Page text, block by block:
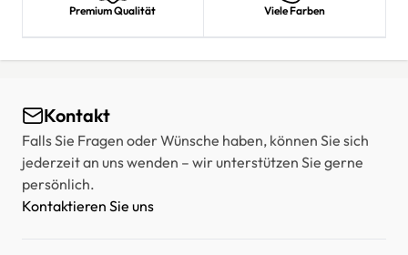
Premium Qualität Viele Farben
Kontakt
Falls Sie Fragen oder Wünsche haben, können Sie sich
jederzeit an uns wenden – wir unterstützen Sie gerne
persönlich.
Kontaktieren Sie uns